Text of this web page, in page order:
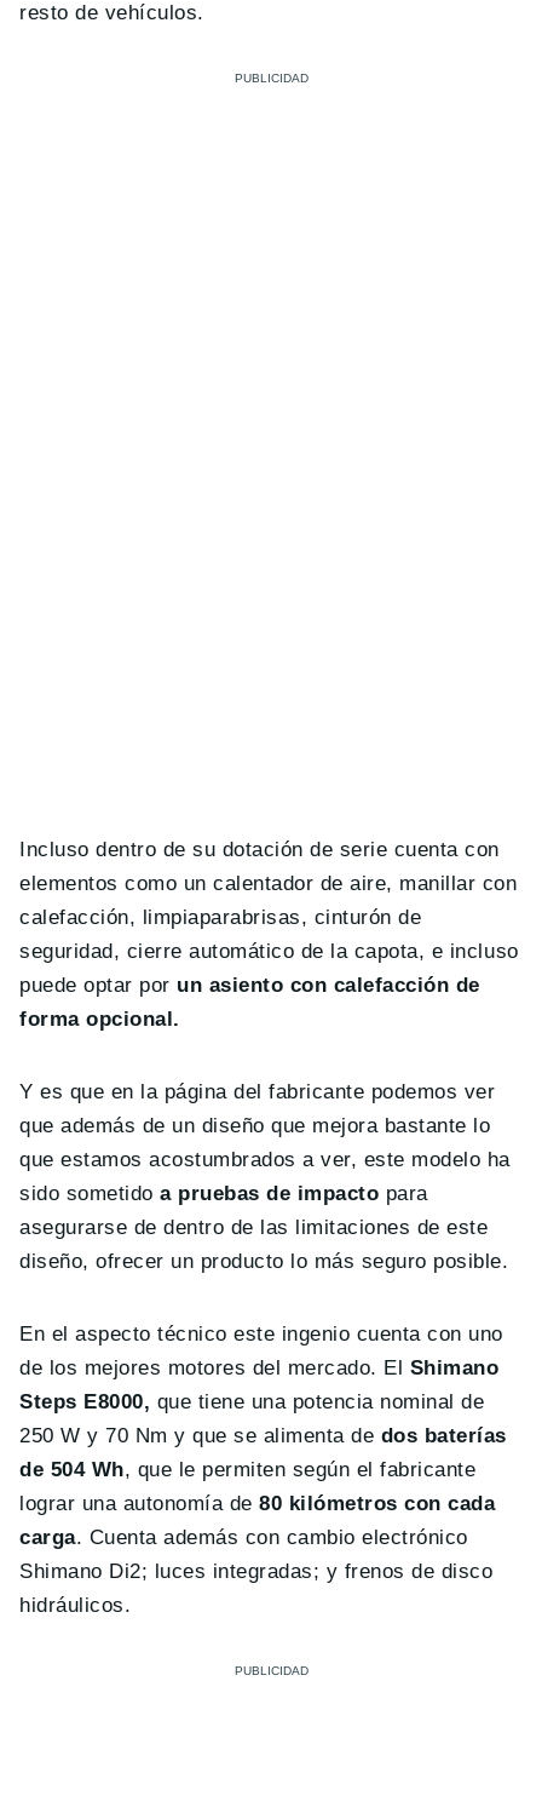
resto de vehículos.
Incluso dentro de su dotación de serie cuenta con
elementos como un calentador de aire, manillar con
calefacción, limpiaparabrisas, cinturón de
seguridad, cierre automático de la capota, e incluso
puede optar por un asiento con calefacción de
forma opcional.
Y es que en la página del fabricante podemos ver
que además de un diseño que mejora bastante lo
que estamos acostumbrados a ver, este modelo ha
sido sometido a pruebas de impacto para
asegurarse de dentro de las limitaciones de este
diseño, ofrecer un producto lo más seguro posible.
En el aspecto técnico este ingenio cuenta con uno
de los mejores motores del mercado. El Shimano
Steps E8000, que tiene una potencia nominal de
250 W y 70 Nm y que se alimenta de dos baterías
de 504 Wh, que le permiten según el fabricante
lograr una autonomía de 80 kilómetros con cada
carga. Cuenta además con cambio electrónico
Shimano Di2; luces integradas; y frenos de disco
hidráulicos.